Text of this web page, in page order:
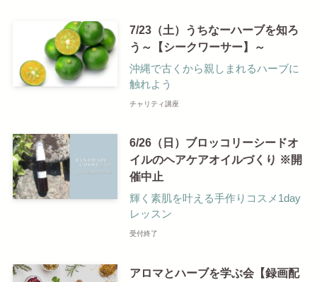
7/23（土）うちなーハーブを知ろ
う～【シークワーサー】～
沖縄で古くから親しまれるハーブに
触れよう
チャリティ講座
6/26（日）ブロッコリーシードオ
イルのヘアケアオイルづくり ※開
催中止
輝く素肌を叶える手作りコスメ1day
レッスン
受付終了
アロマとハーブを学ぶ会【録画配